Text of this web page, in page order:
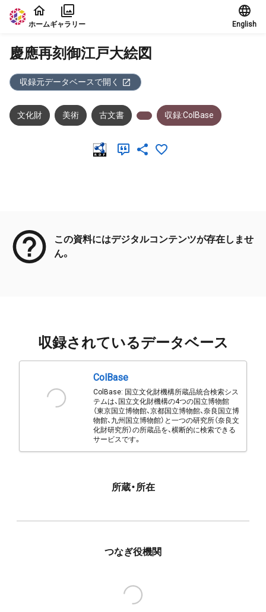
本文に飛ぶ
ホームギャラリー English
慶應再刻御江戸大絵図
収録元データベースで開く
文化財 美術 古文書 収録:ColBase
この資料にはデジタルコンテンツが存在しませ
ん。
収録されているデータベース
ColBase
ColBase: 国立文化財機構所蔵品統合検索シス
テムは、国立文化財機構の4つの国立博物館
（東京国立博物館、京都国立博物館、奈良国立博
物館、九州国立博物館）と一つの研究所（奈良文
化財研究所）の所蔵品を、横断的に検索できる
サービスです。
所蔵・所在
つなぎ役機関